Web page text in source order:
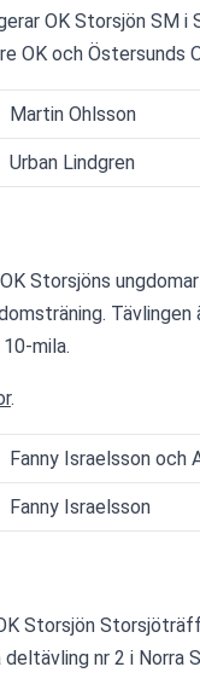
OK Storsjön SM
OK och Östersunds
Martin Ohlsson
Urban Lindgren
Storsjöns
mila.
.
Fanny Israelsson och
Fanny Israelsson
Storsjön
nr 2 i Norra